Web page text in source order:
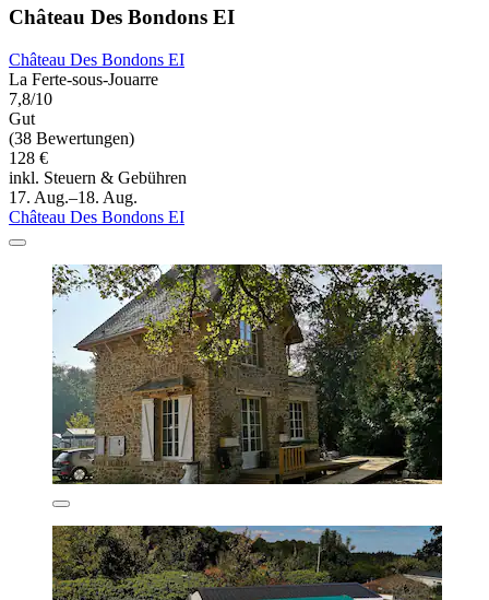
Château Des Bondons EI
Château Des Bondons EI
La Ferte-sous-Jouarre
7,8/10
Gut
(38 Bewertungen)
128 €
inkl. Steuern & Gebühren
17. Aug.–18. Aug.
Château Des Bondons EI